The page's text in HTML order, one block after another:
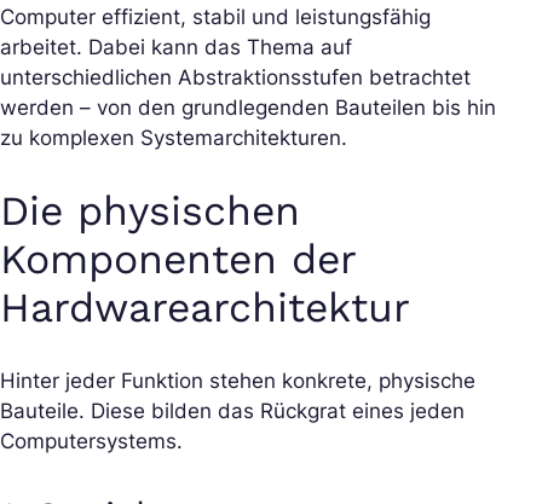
Computer effizient, stabil und leistungsfähig
arbeitet. Dabei kann das Thema auf
unterschiedlichen Abstraktionsstufen betrachtet
werden – von den grundlegenden Bauteilen bis hin
zu komplexen Systemarchitekturen.
Die physischen
Komponenten der
Hardwarearchitektur
Hinter jeder Funktion stehen konkrete, physische
Bauteile. Diese bilden das Rückgrat eines jeden
Computersystems.